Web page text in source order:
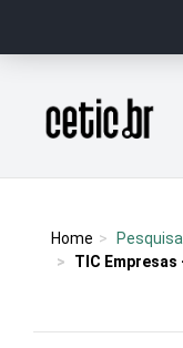
Página inicial
Home
TIC Empresas